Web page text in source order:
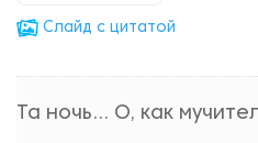
Cлайд с цитатой
Та ночь… О, как